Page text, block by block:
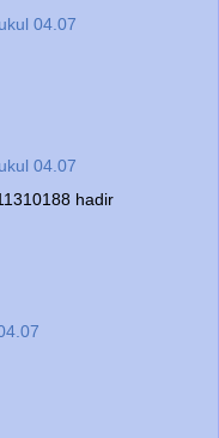
04.07
04.07
hadir